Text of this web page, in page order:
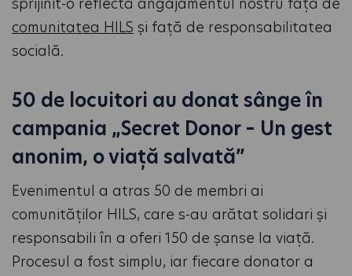
comunitatea HILS și față de responsabilitatea
socială.
50 de locuitori au donat sânge în
campania „Secret Donor – Un gest
anonim, o viață salvată”
Evenimentul a atras 50 de membri ai
comunităților HILS, care s-au arătat solidari și
responsabili în a oferi 150 de șanse la viață.
Procesul a fost simplu, iar fiecare donator a